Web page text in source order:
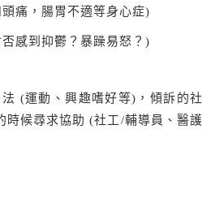
痛，腸胃不適等身心症)
感到抑鬱？暴躁易怒？)
(運動、興趣嗜好等)，傾訴的社
時候尋求協助 (社工/輔導員、醫護